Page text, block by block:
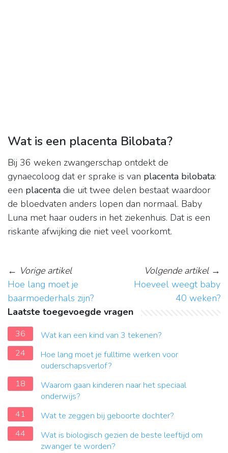
Wat is een placenta Bilobata?
Bij 36 weken zwangerschap ontdekt de
gynaecoloog dat er sprake is van placenta bilobata:
een placenta die uit twee delen bestaat waardoor
de bloedvaten anders lopen dan normaal. Baby
Luna met haar ouders in het ziekenhuis. Dat is een
riskante afwijking die niet veel voorkomt.
← Vorige artikel
Hoe lang moet je
baarmoederhals zijn?
Volgende artikel→
Hoeveel weegt baby
40 weken?
Laatste toegevoegde vragen
36
Wat kan een kind van 3 tekenen?
24
Hoe lang moet je fulltime werken voor
ouderschapsverlof?
18
Waarom gaan kinderen naar het speciaal
onderwijs?
41
Wat te zeggen bij geboorte dochter?
44
Wat is biologisch gezien de beste leeftijd om
zwanger te worden?